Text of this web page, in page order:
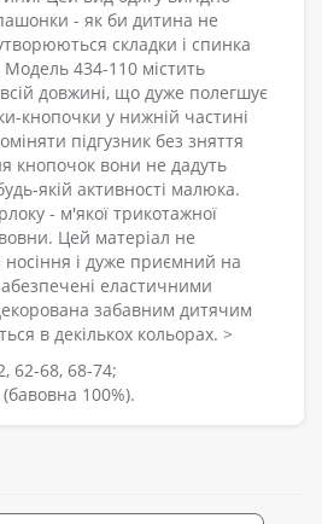
- як би дитина не
складки і спинка
434-110 містить
довжині, що дуже полегшує
кнопочки у нижній частині
підгузник без зняття
кнопочок вони не дадуть
якій активності малюка.
- м'якої трикотажної
Цей матеріал не
носіння і дуже приємний на
еластичними
забавним дитячим
в декількох кольорах. >
62-68, 68-74;
100%).